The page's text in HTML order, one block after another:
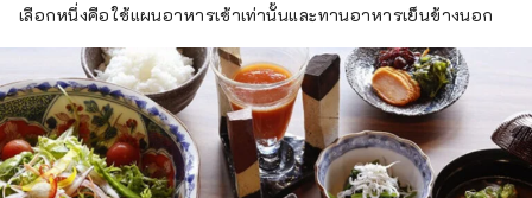
เลือกหนึ่งคือใช้แผนอาหารเช้าเท่านั้นและทานอาหารเย็นข้างนอก